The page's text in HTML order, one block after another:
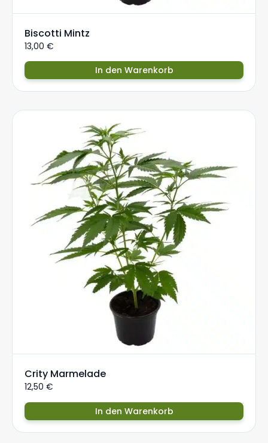
Biscotti Mintz
13,00 €
In den Warenkorb
Crity Marmelade
12,50 €
In den Warenkorb